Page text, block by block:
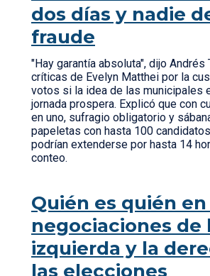
dos días y nadie
fraude
"Hay garantía absoluta", dijo Andrés
críticas de Evelyn Matthei por la
votos si la idea de las municipales
jornada prospera. Explicó que con
en uno, sufragio obligatorio y
papeletas con hasta 100
podrían extenderse por hasta 14
conteo.
Quién es quién en
negociaciones de
izquierda y la
las elecciones